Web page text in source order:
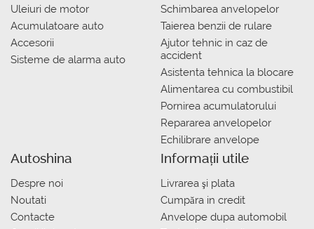
Uleiuri de motor
Acumulatoare auto
Accesorii
Sisteme de alarma auto
Schimbarea anvelopelor
Taierea benzii de rulare
Ajutor tehnic in caz de
accident
Asistenta tehnica la blocare
Alimentarea cu combustibil
Pornirea acumulatorului
Repararea anvelopelor
Echilibrare anvelope
Autoshina
Despre noi
Noutati
Contacte
Informații utile
Livrarea şi plata
Сumpăra in credit
Anvelope dupa automobil